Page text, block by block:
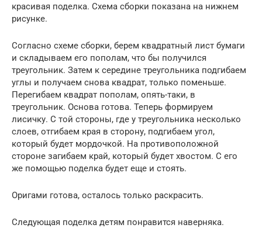
красивая поделка. Схема сборки показана на нижнем
рисунке.
Согласно схеме сборки, берем квадратный лист бумаги
и складываем его пополам, что бы получился
треугольник. Затем к середине треугольника подгибаем
углы и получаем снова квадрат, только поменьше.
Перегибаем квадрат пополам, опять-таки, в
треугольник. Основа готова. Теперь формируем
лисичку. С той стороны, где у треугольника несколько
слоев, отгибаем края в сторону, подгибаем угол,
который будет мордочкой. На противоположной
стороне загибаем край, который будет хвостом. С его
же помощью поделка будет еще и стоять.
Оригами готова, осталось только раскрасить.
Следующая поделка детям понравится наверняка.